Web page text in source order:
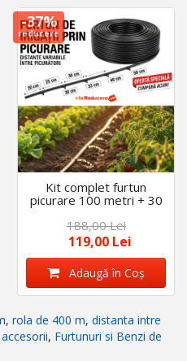
-37%
reducere
Kit complet furtun
picurare 100 metri + 30
picuratori 40 cm,
diametru 16 mm
188,00 Lei
119,00 Lei
Adaugă în Coş
, rola de 400 m, distanta intre
, Furtunuri si Benzi de